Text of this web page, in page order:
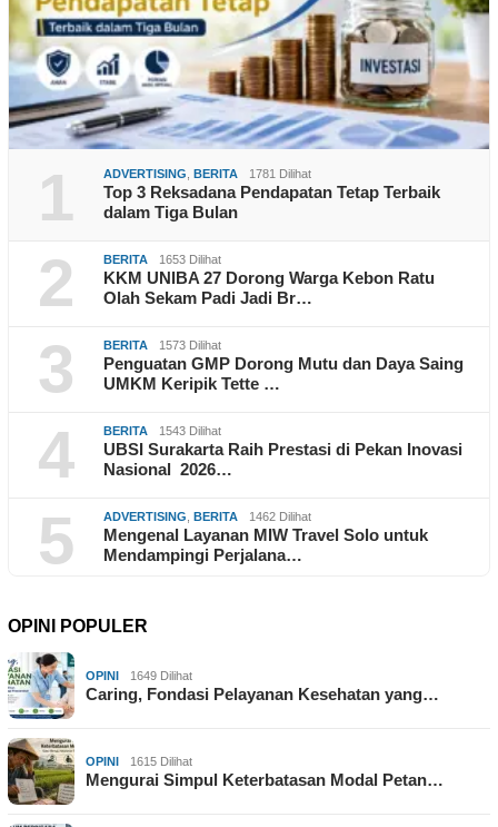
1 ADVERTISING BERITA 1781 Dilihat
Top 3 Reksadana Pendapatan Tetap Terbaik
dalam Tiga Bulan
2 BERITA 1653 Dilihat
KKM UNIBA 27 Dorong Warga Kebon Ratu
Olah Sekam Padi Jadi Br…
3 BERITA 1573 Dilihat
Penguatan GMP Dorong Mutu dan Daya Saing
UMKM Keripik Tette …
4 BERITA 1543 Dilihat
UBSI Surakarta Raih Prestasi di Pekan Inovasi
Nasional 2026…
5 ADVERTISING BERITA 1462 Dilihat
Mengenal Layanan MIW Travel Solo untuk
Mendampingi Perjalana…
OPINI POPULER
OPINI 1649 Dilihat
Caring, Fondasi Pelayanan Kesehatan yang…
OPINI 1615 Dilihat
Mengurai Simpul Keterbatasan Modal Petan…